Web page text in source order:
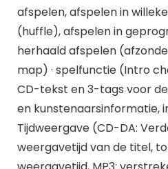
afspelen, afspelen in
(huffle), afspelen in
herhaald afspelen
map) · spelfunctie (Intro
CD-tekst en 3-tags voor
en kunstenaarsinformatie,
Tijdweergave (CD-DA:
weergavetijd van de titel,